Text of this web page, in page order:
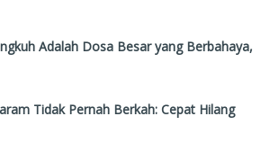
Adalah Dosa Besar yang Berbahaya,
Tidak Pernah Berkah: Cepat Hilang